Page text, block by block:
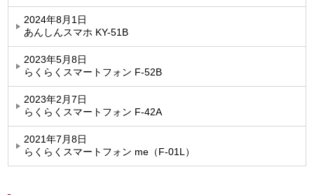
2024年8月1日
あんしんスマホ KY-51B
2023年5月8日
らくらくスマートフォン F-52B
2023年2月7日
らくらくスマートフォン F-42A
2021年7月8日
らくらくスマートフォン me（F-01L）